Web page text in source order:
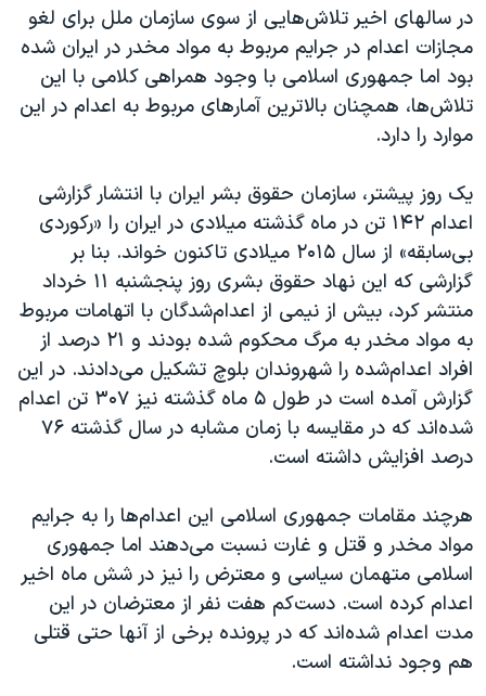
صفحه‌های ویژه
سفر پرزیدنت ترامپ به چین
در سالهای اخیر تلاش‌هایی از سوی سازمان ملل برای لغو
مجازات اعدام در جرایم مربوط به مواد مخدر در ایران شده
بود اما جمهوری اسلامی با وجود همراهی کلامی با این
تلاش‌ها، همچنان بالاترین آمارهای مربوط به اعدام در این
موارد را دارد.
یک روز پیشتر، سازمان حقوق بشر ایران با انتشار گزارشی
اعدام‌‌ ۱۴۲ تن در ماه گذشته میلادی در ایران را «رکوردی
بی‌سابقه» از سال ۲۰۱۵ میلادی تاکنون خواند. بنا بر
گزارشی که این نهاد حقوق بشری روز پنجشنبه ۱۱ خرداد
منتشر کرد، بیش از نیمی از اعدام‌شدگان با اتهامات مربوط
به مواد مخدر به مرگ محکوم شده‌ بودند و ۲۱ درصد از
افراد اعدام‌شده را شهروندان بلوچ تشکیل می‌دادند. در این
گزارش آمده است در طول ۵ ماه گذشته نیز ۳۰۷ تن اعدام
شده‌اند که در مقایسه با زمان مشابه در سال گذشته ۷۶
درصد افزایش داشته است.
هرچند مقامات جمهوری اسلامی این اعدام‌ها را به جرایم
مواد مخدر و قتل و غارت نسبت می‌دهند اما جمهوری
اسلامی متهمان سیاسی و معترض را نیز در شش ماه اخیر
اعدام کرده است. دست‌کم هفت نفر از معترضان در این
مدت اعدام شده‌اند که در پرونده برخی از آنها حتی قتلی
هم وجود نداشته است.